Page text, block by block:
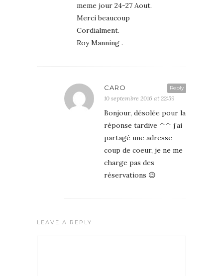
meme jour 24-27 Aout.
Merci beaucoup
Cordialment.
Roy Manning .
Reply
CARO
10 septembre 2016 at 22:59
Bonjour, désolée pour la
réponse tardive ^^ j’ai
partagé une adresse
coup de coeur, je ne me
charge pas des
réservations 😉
LEAVE A REPLY